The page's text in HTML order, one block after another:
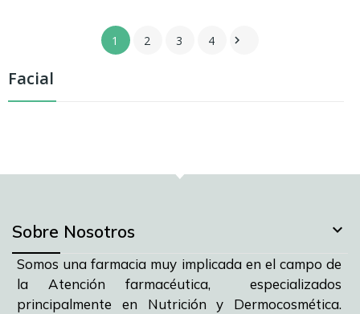
Facial
1 2 3 4 
Sobre Nosotros 
Somos una farmacia muy implicada en el campo de
la Atención farmacéutica, especializados
principalmente en Nutrición y Dermocosmética.